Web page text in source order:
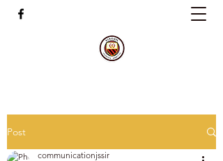
Post
communicationjssir